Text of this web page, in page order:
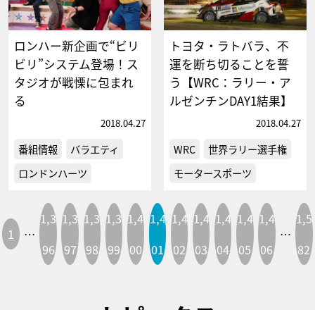
ロンハー新企画で“ビリ
ビリ”システム登場！ス
タジオが戦慄に包まれ
る
2018.04.27
番組情報
バラエティ
ロンドンハーツ
トヨタ・ラトバラ、不
運を断ち切ることを誓
う【WRC：ラリー・ア
ルゼンチンDAY1結果】
2018.04.27
WRC
世界ラリー選手権
モータースポーツ
1 …
1,3
96
1,3
97
1,3
98
1,3
99
1,4
00
1,4
01
1,4
02
1,4
03
1,4
04
1,4
05
1,4
06
…
1,5
82